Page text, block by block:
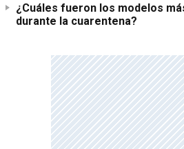
¿Cuáles fueron los modelos
durante la cuarentena?